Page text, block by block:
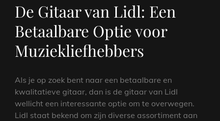
De Gitaar van Lidl: Een
Betaalbare Optie voor
Muziekliefhebbers
Als je op zoek bent naar een betaalbare en
kwalitatieve gitaar, dan is de gitaar van Lidl
wellicht een interessante optie om te overwegen.
Lidl staat bekend om zijn diverse assortiment aan